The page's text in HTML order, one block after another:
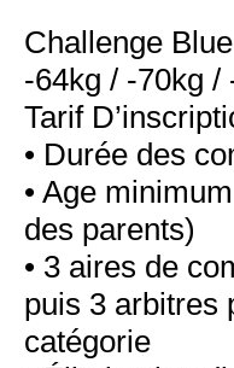
Challenge
-64kg / -70kg /
Tarif
• Durée des
• Age
des parents)
• 3 aires de
puis 3 arbitres
catégorie